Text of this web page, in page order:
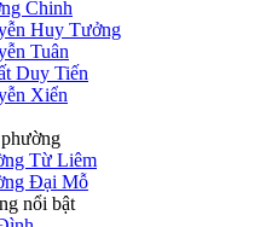
Chinh
Huy Tưởng
Tuân
Duy Tiến
Xiển
Từ Liêm
Đại Mỗ
nổi bật